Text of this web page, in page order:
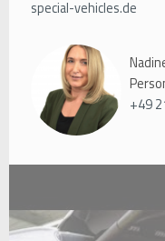
special-vehicles.de
+49